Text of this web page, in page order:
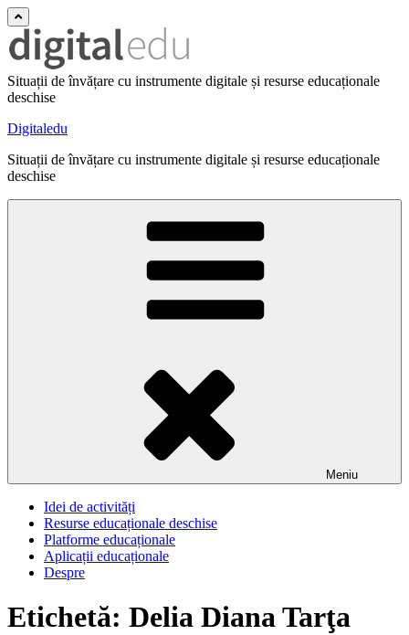
Situații de învățare cu instrumente digitale și resurse educaționale
deschise
Digitaledu
Situații de învățare cu instrumente digitale și resurse educaționale
deschise
Meniu
Idei de activități
Resurse educaționale deschise
Platforme educaționale
Aplicații educaționale
Despre
Etichetă: Delia Diana Tarţa